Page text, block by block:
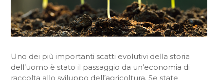
Uno dei più importanti scatti evolutivi della storia
dell’uomo è stato il passaggio da un’economia di
raccolta allo sviluppo dell’agricoltura. Se state